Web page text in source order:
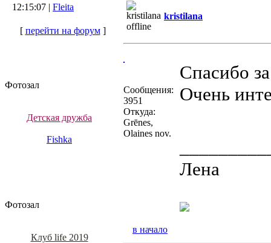
12:15:07 | Fleita
[ перейти на форум]
Фотозал
Детская дружба
Fishka
Фотозал
Клуб life 2019
kristilana
Сообщения:
3951
Откуда:
Grēnes,
Olaines nov.
Спасибо
Очень
Лена
в начало